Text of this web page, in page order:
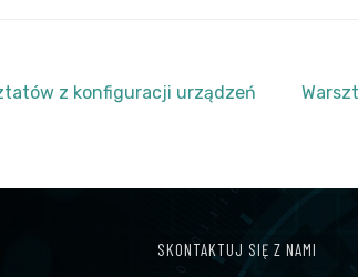
z konfiguracji urządzeń
SKONTAKTUJ SIĘ Z NAMI